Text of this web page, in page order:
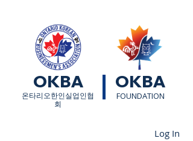
OKBA OKBA
​온타리오한인실업인협
회
FOUNDATION
Log In